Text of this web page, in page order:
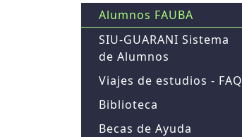
Alumnos FAUBA
SIU-GUARANI Sistema
de Alumnos
Viajes de estudios - FAQ
Biblioteca
Becas de Ayuda